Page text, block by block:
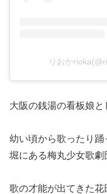
りおか
大阪の銭湯の看板娘と
幼い頃から歌ったり
堀にある梅丸少女歌劇
歌の才能が出てきた